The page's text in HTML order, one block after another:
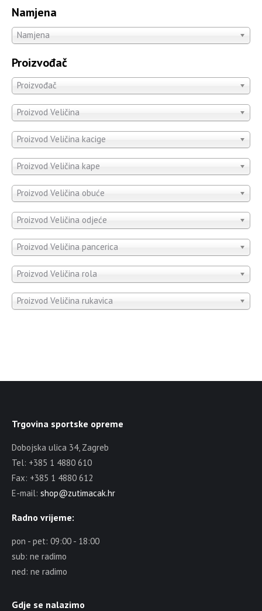
Namjena
Namjena
Proizvođač
Proizvođač
Proizvod Veličina
Proizvod Veličina kacige
Proizvod Veličina kape
Proizvod Veličina obuće
Proizvod Veličina odjeće
Proizvod Veličina pancerica
Proizvod Veličina rola
Proizvod Veličina rukavica
Trgovina sportske opreme
Dobojska ulica 34, Zagreb
Tel: +385 1 4880 610
Fax: +385 1 4880 612
E-mail: shop@zutimacak.hr
Radno vrijeme:
pon - pet: 09:00 - 18:00
sub: ne radimo
ned: ne radimo
Gdje se nalazimo